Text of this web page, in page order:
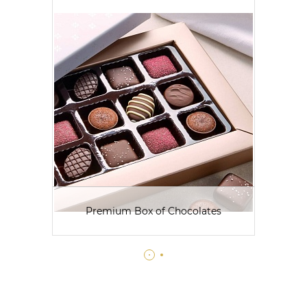
Premium Box of Chocolates